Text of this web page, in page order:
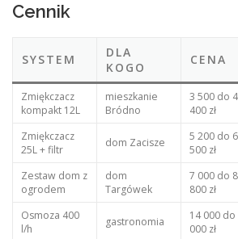
Cennik
SYSTEM
DLA
KOGO
CENA
Zmiękczacz
kompakt 12L
mieszkanie
Bródno
3 500 do 4
400 zł
Zmiękczacz
25L + filtr
dom Zacisze
5 200 do 6
500 zł
Zestaw dom z
ogrodem
dom
Targówek
7 000 do 8
800 zł
Osmoza 400
l/h
gastronomia
14 000 do
000 zł